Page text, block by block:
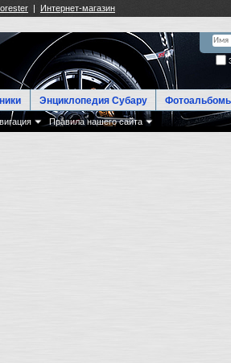
Правила нашего сайта
Энциклопедия Субару